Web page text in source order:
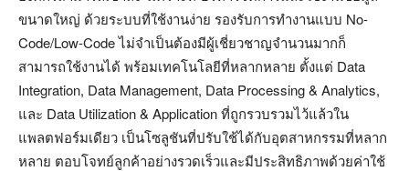
ขนาดใหญ่ ด้วยระบบที่ใช้งานง่าย รองรับการทำงานแบบ No-
Code/Low-Code ไม่จำเป็นต้องมีผู้เชี่ยวชาญจำนวนมากก็
สามารถใช้งานได้ พร้อมเทคโนโลยีที่หลากหลาย ตั้งแต่ Data
Integration, Data Management, Data Processing & Analytics,
และ Data Utilization & Application ที่ถูกรวบรวมไว้แล้วใน
แพลตฟอร์มเดียว เป็นโซลูชันที่ปรับใช้ได้กับอุตสาหกรรมที่หลาก
หลาย ตอบโจทย์ลูกค้าอย่างรวดเร็วและมีประสิทธิภาพด้วยค่าใช้